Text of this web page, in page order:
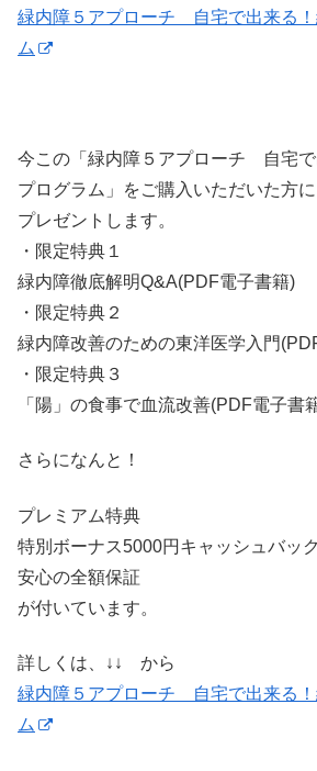
緑内障５アプローチ 自宅で出来る！
ム
今この「緑内障５アプローチ 自宅
プログラム」をご購入いただいた方
プレゼントします。
・限定特典１
緑内障徹底解明Q&A(PDF電子書籍)
・限定特典２
緑内障改善のための東洋医学入門
・限定特典３
「陽」の食事で血流改善(PDF電子書
さらになんと！
プレミアム特典
特別ボーナス5000円キャッシュバック
安心の全額保証
が付いています。
詳しくは、↓↓ から
緑内障５アプローチ 自宅で出来る！
ム